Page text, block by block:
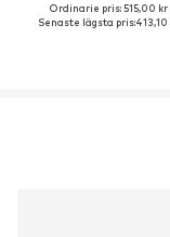
Ordinarie pris: 515,00 kr
Senaste lägsta pris:413,10